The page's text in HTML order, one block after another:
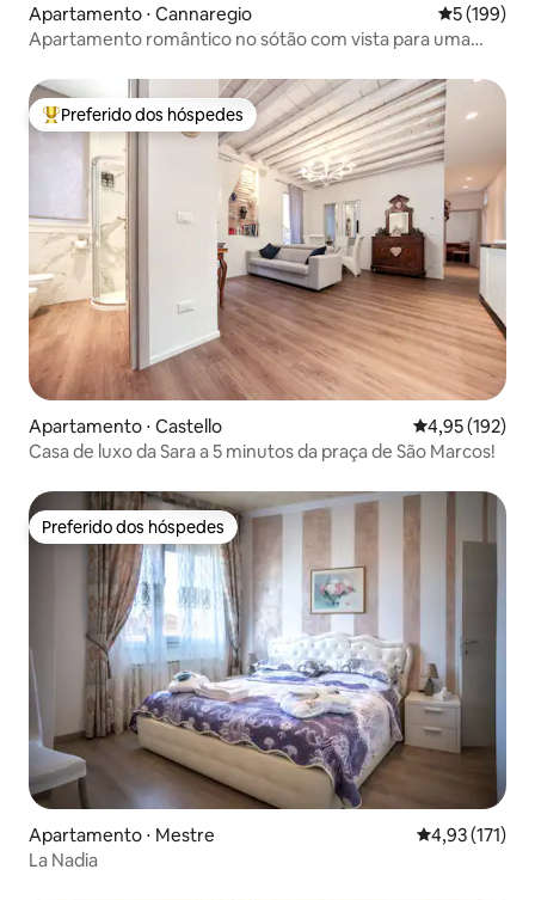
Apartamento ⋅ Cannaregio 5 de uma
5 (199)
Apartamento romântico no sótão com vista para uma
Entre os melhores preferidos dos hóspedes
Preferido dos hóspedes
Apartamento ⋅ Castello 4,95 de uma
4,95 (192)
Casa de luxo da Sara a 5 minutos da praça de São Marcos!
Preferido dos hóspedes
Preferido dos hóspedes
Apartamento ⋅ Mestre 4,93 de uma
4,93 (171)
La Nadia